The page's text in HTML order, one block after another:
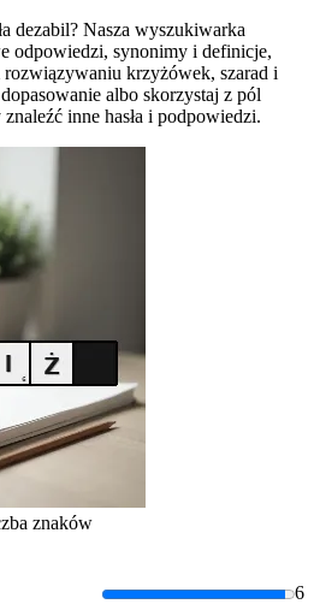
dezabil? Nasza wyszukiwarka
odpowiedzi, synonimy i definicje,
krzyżówek, szarad i
albo skorzystaj z pól
inne hasła i podpowiedzi.
znaków
6